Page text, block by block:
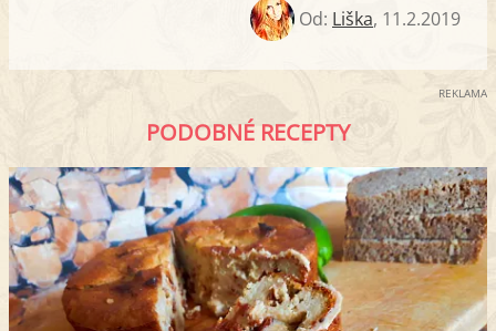
Od: Liška, 11.2.2019
REKLAMA
PODOBNÉ RECEPTY